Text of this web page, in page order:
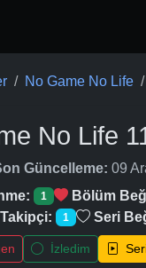
No Game No Life
No Life
Güncelleme: 09
1 Bölüm
1 Seri
İzledim